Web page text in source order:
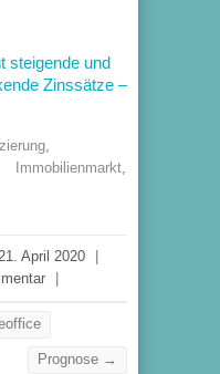
steigende und
Zinssätze –
,
Immobilienmarkt,
April 2020
Prognose →